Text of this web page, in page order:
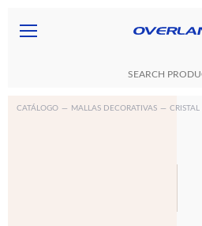
CATÁLOGO — MALLAS DECORATIVAS — CRISTAL